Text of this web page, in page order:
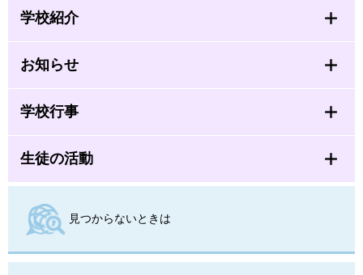
学校紹介
お知らせ
学校行事
生徒の活動
見つからないときは